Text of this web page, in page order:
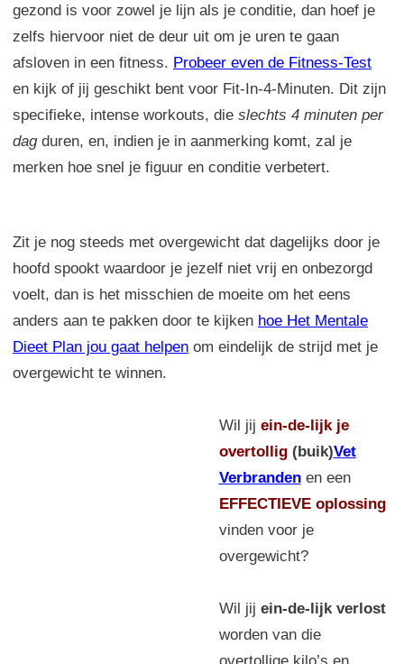
gezond is voor zowel je lijn als je conditie, dan hoef je
zelfs hiervoor niet de deur uit om je uren te gaan
afsloven in een fitness. Probeer even de Fitness-Test
en kijk of jij geschikt bent voor Fit-In-4-Minuten. Dit zijn
specifieke, intense workouts, die slechts 4 minuten per
dagduren, en, indien je in aanmerking komt, zal je
merken hoe snel je figuur en conditie verbetert.
Zit je nog steeds met overgewicht dat dagelijks door je
hoofd spookt waardoor je jezelf niet vrij en onbezorgd
voelt, dan is het misschien de moeite om het eens
anders aan te pakken door te kijken hoe Het Mentale
Dieet Plan jou gaat helpen om eindelijk de strijd met je
overgewicht te winnen.
Wil jij ein-de-lijk je
overtollig(buik)Vet
Verbranden en een
EFFECTIEVE oplossing
vinden voor je
overgewicht?
Wil jij ein-de-lijk verlost
worden van die
overtollige kilo’s en